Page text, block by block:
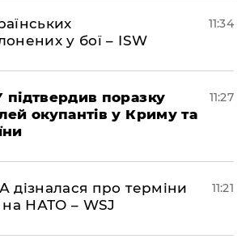
у бої – ISW
11:34
підтвердив поразку
окупантів у Криму та
11:27
дізналася про терміни
на НАТО – WSJ
11:21